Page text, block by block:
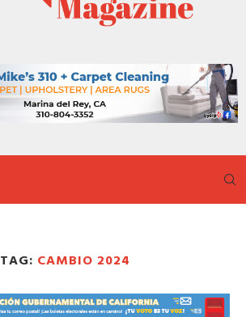
TAG: CAMBIO 2024